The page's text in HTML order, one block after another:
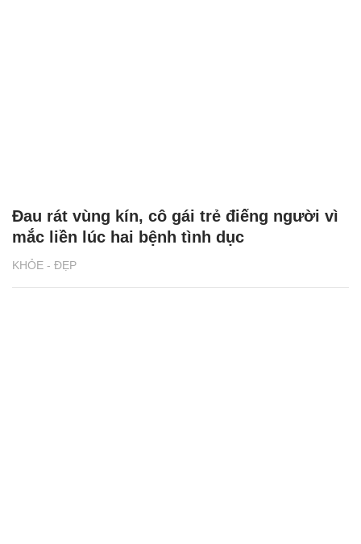
KHỎE - ĐẸP
Đau rát vùng kín, cô gái trẻ điếng người vì
mắc liền lúc hai bệnh tình dục